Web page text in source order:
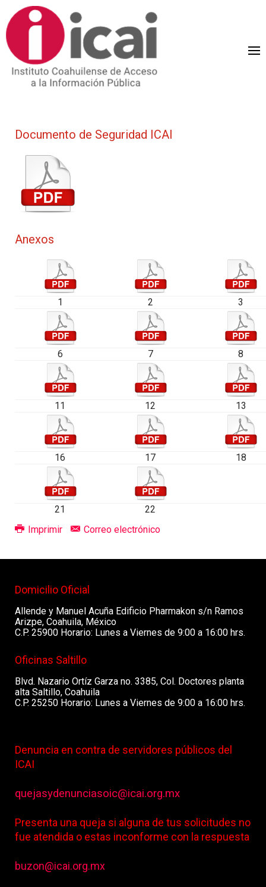
Documento de Seguridad ICAI
Anexos
1 2 3
6 7 8
11 12 13
16 17 18
21
22
Imprimir
Correo electrónico
Domicilio Oficial
Allende y Manuel Acuña Edificio Pharmakon s/n Ramos
Arizpe, Coahuila, México
C.P. 25900 Horario: Lunes a Viernes de 9:00 a 16:00 hrs.
Oficinas Saltillo
Blvd. Nazario Ortíz Garza no. 3385, Col. Doctores planta
alta Saltillo, Coahuila
C.P. 25250 Horario: Lunes a Viernes de 9:00 a 16:00 hrs.
Denuncia en contra de servidores públicos del
ICAI
quejasydenunciasoic@icai.org.mx
Presenta una queja si alguna de tus solicitudes no
fue atendida o estas inconforme con la respuesta
buzon@icai.org.mx